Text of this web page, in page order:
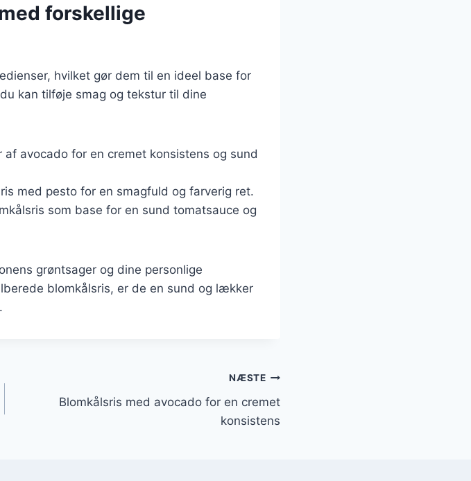
forskellige
hvilket gør dem til en ideel base for
kan tilføje smag og tekstur til dine
avocado for en cremet konsistens og sund
med pesto for en smagfuld og farverig ret.
som base for en sund tomatsauce og
grøntsager og dine personlige
blomkålsris, er de en sund og lækker
NÆSTE
Blomkålsris med avocado for en cremet
konsistens